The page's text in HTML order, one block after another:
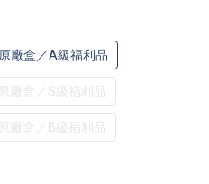
廠盒／A級福利品
原廠盒／S級福利品
原廠盒／B級福利品